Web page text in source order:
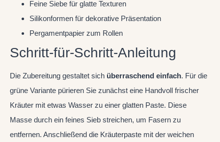
Feine Siebe für glatte Texturen
Silikonformen für dekorative Präsentation
Pergamentpapier zum Rollen
Schritt-für-Schritt-Anleitung
Die Zubereitung gestaltet sich überraschend einfach. Für die
grüne Variante pürieren Sie zunächst eine Handvoll frischer
Kräuter mit etwas Wasser zu einer glatten Paste. Diese
Masse durch ein feines Sieb streichen, um Fasern zu
entfernen. Anschließend die Kräuterpaste mit der weichen